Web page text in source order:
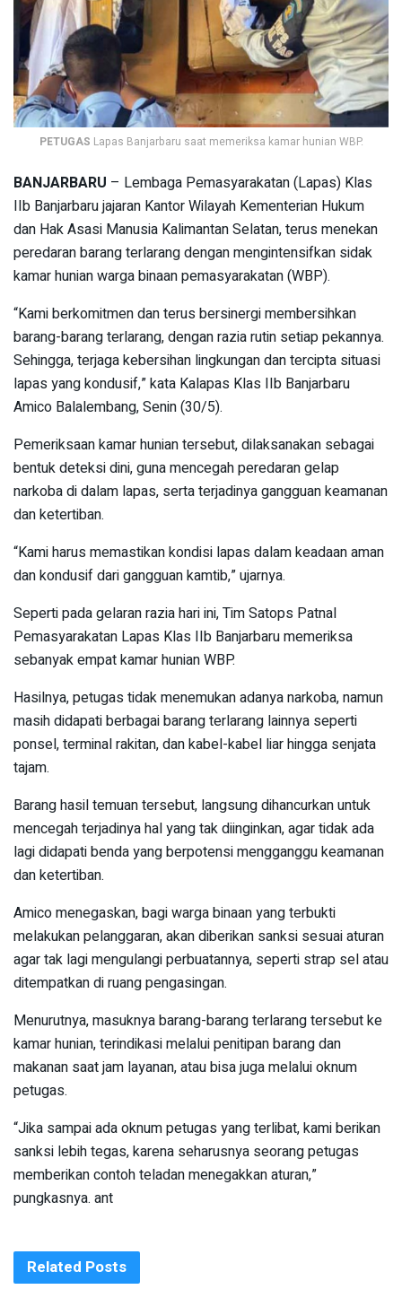
PETUGAS Lapas Banjarbaru saat memeriksa kamar hunian WBP.
BANJARBARU – Lembaga Pemasyarakatan (Lapas) Klas
IIb Banjarbaru jajaran Kantor Wilayah Kementerian Hukum
dan Hak Asasi Manusia Kalimantan Selatan, terus menekan
peredaran barang terlarang dengan mengintensifkan sidak
kamar hunian warga binaan pemasyarakatan (WBP).
“Kami berkomitmen dan terus bersinergi membersihkan
barang-barang terlarang, dengan razia rutin setiap pekannya.
Sehingga, terjaga kebersihan lingkungan dan tercipta situasi
lapas yang kondusif,” kata Kalapas Klas IIb Banjarbaru
Amico Balalembang, Senin (30/5).
Pemeriksaan kamar hunian tersebut, dilaksanakan sebagai
bentuk deteksi dini, guna mencegah peredaran gelap
narkoba di dalam lapas, serta terjadinya gangguan keamanan
dan ketertiban.
“Kami harus memastikan kondisi lapas dalam keadaan aman
dan kondusif dari gangguan kamtib,” ujarnya.
Seperti pada gelaran razia hari ini, Tim Satops Patnal
Pemasyarakatan Lapas Klas IIb Banjarbaru memeriksa
sebanyak empat kamar hunian WBP.
Hasilnya, petugas tidak menemukan adanya narkoba, namun
masih didapati berbagai barang terlarang lainnya seperti
ponsel, terminal rakitan, dan kabel-kabel liar hingga senjata
tajam.
Barang hasil temuan tersebut, langsung dihancurkan untuk
mencegah terjadinya hal yang tak diinginkan, agar tidak ada
lagi didapati benda yang berpotensi mengganggu keamanan
dan ketertiban.
Amico menegaskan, bagi warga binaan yang terbukti
melakukan pelanggaran, akan diberikan sanksi sesuai aturan
agar tak lagi mengulangi perbuatannya, seperti strap sel atau
ditempatkan di ruang pengasingan.
Menurutnya, masuknya barang-barang terlarang tersebut ke
kamar hunian, terindikasi melalui penitipan barang dan
makanan saat jam layanan, atau bisa juga melalui oknum
petugas.
“Jika sampai ada oknum petugas yang terlibat, kami berikan
sanksi lebih tegas, karena seharusnya seorang petugas
memberikan contoh teladan menegakkan aturan,”
pungkasnya. ant
Related Posts